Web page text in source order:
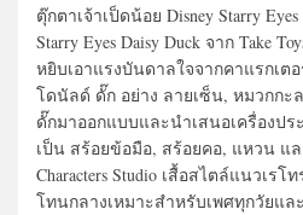
ตุ๊กตาเจ้าเป็ดน้อย Disney Starry
Starry Eyes Daisy Duck จาก Take
หยิบเอาแรงบันดาลใจจากคาแรกเต
โดนัลด์ ดั๊ก อย่าง ลายเซ็น, หมวกกะ
ดั๊กมาออกแบบและนำเสนอเครื่องป
เป็น สร้อยข้อมือ, สร้อยคอ, แหวน แ
Characters Studio เสื้อสไตล์แนวเร
โทนกลางเหมาะสำหรับเพศทุกวัยแ